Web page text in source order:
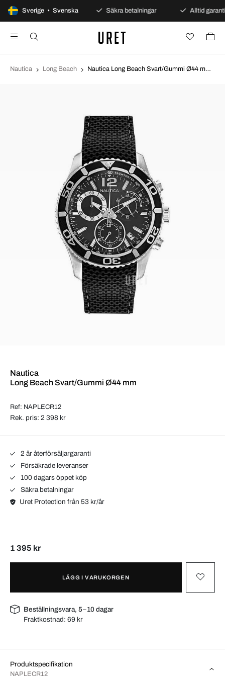
Sverige • Svenska
100 dagars öppet köp Säkra betalningar Alltid garanti
Nautica Long Beach Nautica Long Beach Svart/Gummi Ø44 mm NAPLECR12
Nautica
Long Beach Svart/Gummi Ø44 mm
Ref: NAPLECR12
Rek. pris: 2 398 kr
2 år återförsäljargaranti
Försäkrade leveranser
100 dagars öppet köp
Säkra betalningar
Uret Protection från 53 kr/år
1 395 kr
LÄGG I VARUKORGEN
Beställningsvara, 5–10 dagar
Fraktkostnad:69 kr
Produktspecifikation
NAPLECR12